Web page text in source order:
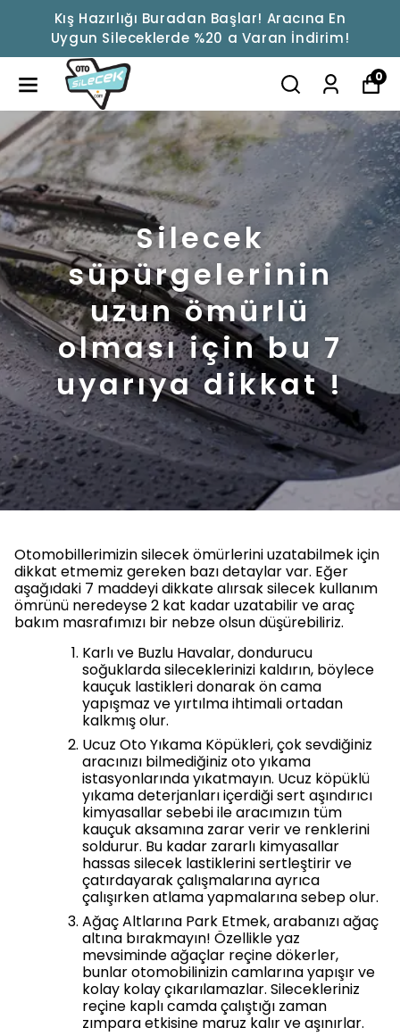
Kış Hazırlığı Buradan Başlar! Aracına En
Uygun Sileceklerde %20 a Varan İndirim!
0
Silecek
süpürgelerinin
uzun ömürlü
olması için bu 7
uyarıya dikkat !
Otomobillerimizin silecek ömürlerini uzatabilmek için
dikkat etmemiz gereken bazı detaylar var. Eğer
aşağıdaki 7 maddeyi dikkate alırsak silecek kullanım
ömrünü neredeyse 2 kat kadar uzatabilir ve araç
bakım masrafımızı bir nebze olsun düşürebiliriz.
Karlı ve Buzlu Havalar, dondurucu
soğuklarda sileceklerinizi kaldırın, böylece
kauçuk lastikleri donarak ön cama
yapışmaz ve yırtılma ihtimali ortadan
kalkmış olur.
Ucuz Oto Yıkama Köpükleri, çok sevdiğiniz
aracınızı bilmediğiniz oto yıkama
istasyonlarında yıkatmayın. Ucuz köpüklü
yıkama deterjanları içerdiği sert aşındırıcı
kimyasallar sebebi ile aracımızın tüm
kauçuk aksamına zarar verir ve renklerini
soldurur. Bu kadar zararlı kimyasallar
hassas silecek lastiklerini sertleştirir ve
çatırdayarak çalışmalarına ayrıca
çalışırken atlama yapmalarına sebep olur.
Ağaç Altlarına Park Etmek, arabanızı ağaç
altına bırakmayın! Özellikle yaz
mevsiminde ağaçlar reçine dökerler,
bunlar otomobilinizin camlarına yapışır ve
kolay kolay çıkarılamazlar. Silecekleriniz
reçine kaplı camda çalıştığı zaman
zımpara etkisine maruz kalır ve aşınırlar.